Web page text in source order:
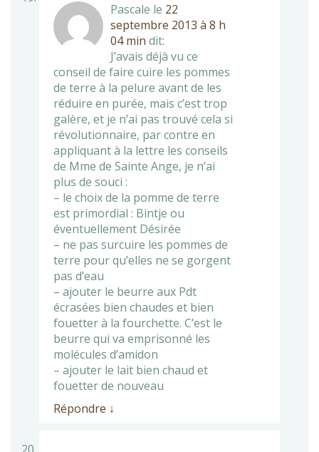
Pascale le 22
septembre 2013 à 8 h
04 min dit:
J’avais déjà vu ce
conseil de faire cuire les pommes
de terre à la pelure avant de les
réduire en purée, mais c’est trop
galère, et je n’ai pas trouvé cela si
révolutionnaire, par contre en
appliquant à la lettre les conseils
de Mme de Sainte Ange, je n’ai
plus de souci :
– le choix de la pomme de terre
est primordial : Bintje ou
éventuellement Désirée
– ne pas surcuire les pommes de
terre pour qu’elles ne se gorgent
pas d’eau
– ajouter le beurre aux Pdt
écrasées bien chaudes et bien
fouetter à la fourchette. C’est le
beurre qui va emprisonné les
molécules d’amidon
– ajouter le lait bien chaud et
fouetter de nouveau
Répondre ↓